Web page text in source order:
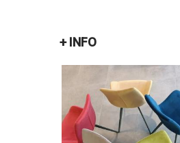
+ INFO